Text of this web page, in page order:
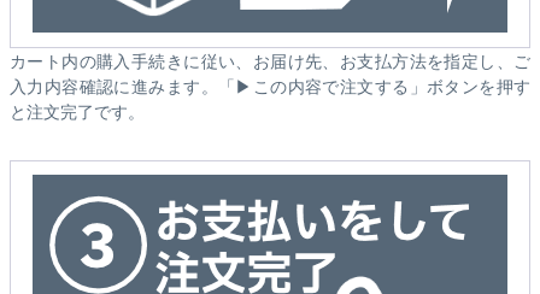
カート内の購入手続きに従い、お届け先、お支払方法を指定し、ご
入力内容確認に進みます。「▶この内容で注文する」ボタンを押す
と注文完了です。